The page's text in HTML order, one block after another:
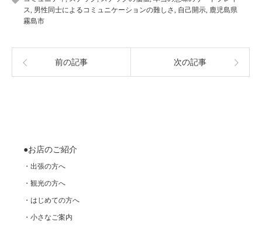
ス, 男性同士によるコミュニケーションの難しさ, 自己開示, 鹿児島県
霧島市
前の記事 次の記事
●お店のご紹介
・出張の方へ
・観光の方へ
・はじめての方へ
・小さなご案内